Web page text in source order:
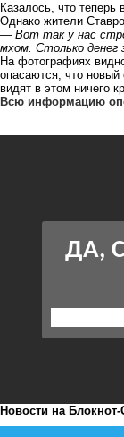
Казалось, что теперь
Однако жители
— Вот так у нас
мхом. Столько денег
На фотографиях
опасаются, что
видят в этом ничего
Всю информацию
Новости на